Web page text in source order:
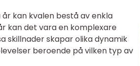
år kan kvalen bestå av enkla
kan det vara en komplexare
skillnader skapar olika dynamik
beroende på vilken typ av